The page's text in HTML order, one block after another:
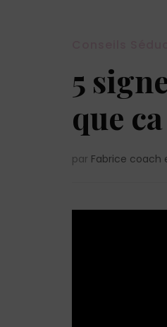
5
que ca
par Fabrice coach